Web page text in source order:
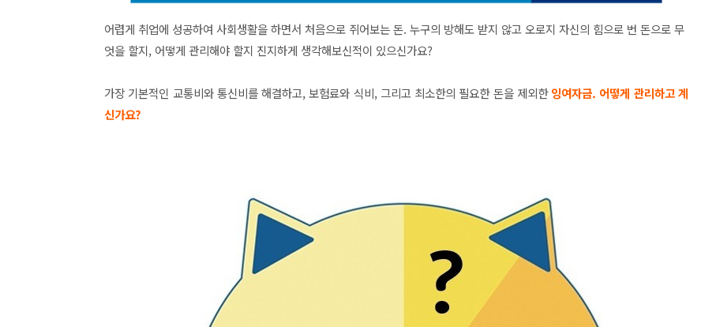
어렵게 취업에 성공하여 사회생활을 하면서 처음으로 쥐어보는 돈. 누구의 방해도 받지 않고 오로지 자신의 힘으로 번 돈으로 무
엇을 할지, 어떻게 관리해야 할지 진지하게 생각해보신적이 있으신가요?
가장 기본적인 교통비와 통신비를 해결하고, 보험료와 식비, 그리고 최소한의 필요한 돈을 제외한잉여자금. 어떻게 관리하고 계
신가요?